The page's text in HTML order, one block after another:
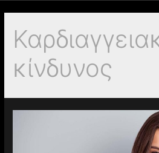
κίνδυνος